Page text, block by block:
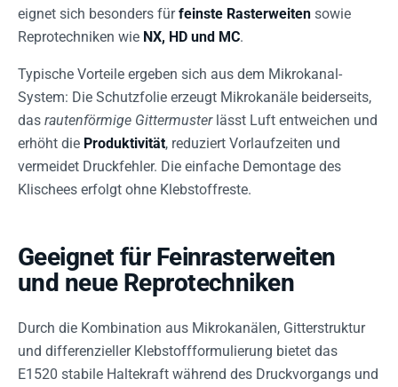
eignet sich besonders fürfeinste Rasterweiten sowie
Reprotechniken wie NX, HD und MC.
Typische Vorteile ergeben sich aus dem Mikrokanal-
System: Die Schutzfolie erzeugt Mikrokanäle beiderseits,
das rautenförmige Gittermusterlässt Luft entweichen und
erhöht die Produktivität, reduziert Vorlaufzeiten und
vermeidet Druckfehler. Die einfache Demontage des
Klischees erfolgt ohne Klebstoffreste.
Geeignet für Feinrasterweiten
und neue Reprotechniken
Durch die Kombination aus Mikrokanälen, Gitterstruktur
und differenzieller Klebstoffformulierung bietet das
E1520 stabile Haltekraft während des Druckvorgangs und